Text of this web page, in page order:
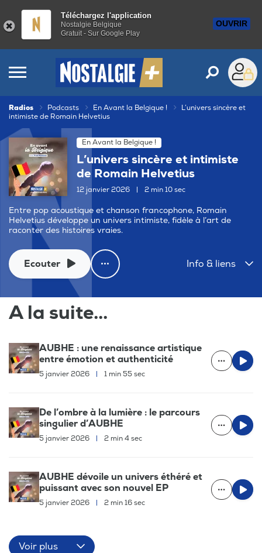
Téléchargez l'application
Nostalgie Belgique
Gratuit - Sur Google Play
OUVRIR
Radios Podcasts En Avant la Belgique !
L’univers sincère et
intimiste de Romain Helvetius
En Avant la Belgique !
L’univers sincère et intimiste
de Romain Helvetius
12 janvier 2026 2 min 10 sec
Entre pop acoustique et chanson francophone, Romain
Helvetius développe un univers intimiste, fidèle à l’art de
raconter des histoires vraies.
Ecouter Info & liens
A la suite...
AUBHE : une renaissance artistique
entre émotion et authenticité
5 janvier 2026 | 1 min 55 sec
De l’ombre à la lumière : le parcours
singulier d’AUBHE
5 janvier 2026 | 2 min 4 sec
AUBHE dévoile un univers éthéré et
puissant avec son nouvel EP
5 janvier 2026 | 2 min 16 sec
Voir plus